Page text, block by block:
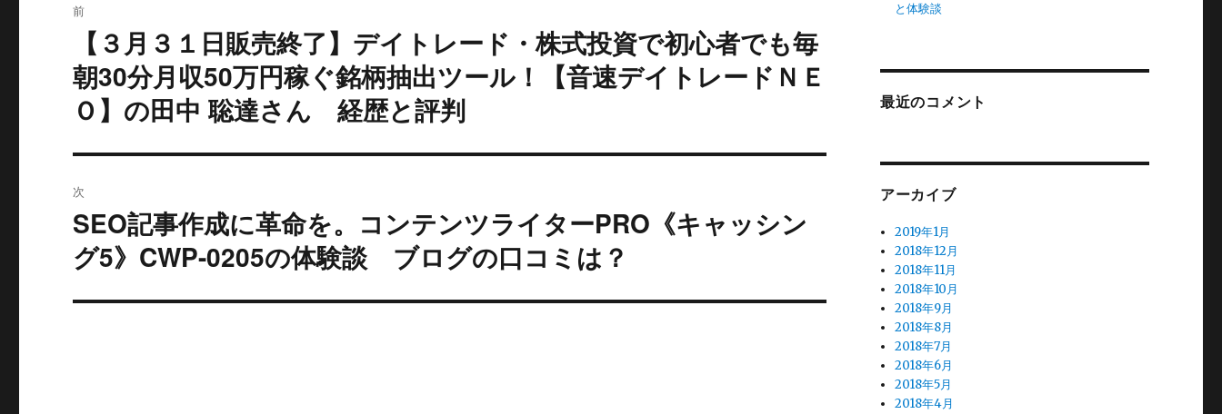
稿
ナ
ビ
ゲ
ー
シ
ョ
ン
前
去
の
投
【３月３１日販売終了】デイトレード・株式投資で初心者でも毎
朝30分月収50万円稼ぐ銘柄抽出ツール！【音速デイトレードＮＥ
Ｏ】の田中 聡達さん 経歴と評判
次
次
の
投
稿:
SEO記事作成に革命を。コンテンツライターPRO《キャッシン
グ5》CWP-0205の体験談 ブログの口コミは？
と体験談
最近のコメント
アーカイブ
2019年1月
2018年12月
2018年11月
2018年10月
2018年9月
2018年8月
2018年7月
2018年6月
2018年5月
2018年4月